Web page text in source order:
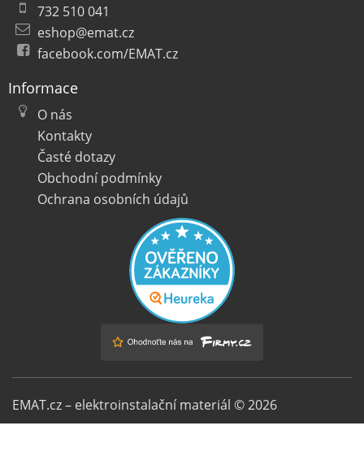
732 510 041
eshop@emat.cz
facebook.com/EMAT.cz
Informace
O nás
Kontakty
Časté dotazy
Obchodní podmínky
Ochrana osobních údajů
EMAT.cz – elektroinstalační materiál © 2026